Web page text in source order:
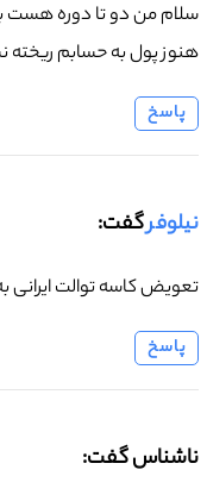
سلام من دو تا دوره هست
هنوز پول به حسابم
پاسخ
نیلوفرگفت:
تعویض کاسه توالت
پاسخ
ناشناس گفت: